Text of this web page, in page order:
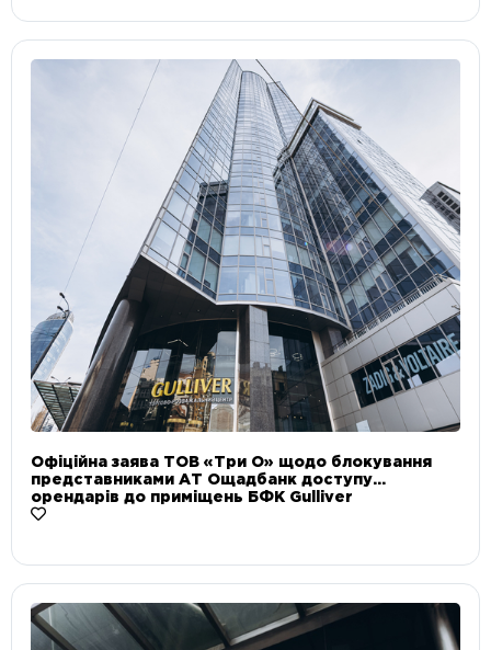
Офіційна заява ТОВ «Три О» щодо блокування
представниками АТ Ощадбанк доступу
орендарів до приміщень БФК Gulliver